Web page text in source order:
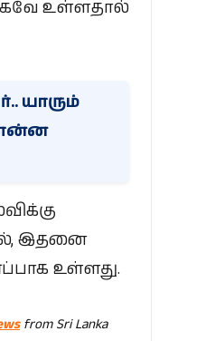
உள்ளதால்
யாரும்
இதனை
உள்ளது.
from Sri Lanka